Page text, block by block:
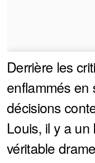
Derrière les
enflammés en
décisions
Louis, il y a
véritable